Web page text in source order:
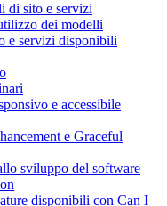
di sito e servizi
dei modelli
e servizi disponibili
e accessibile
e Graceful
sviluppo del software
disponibili con Can I